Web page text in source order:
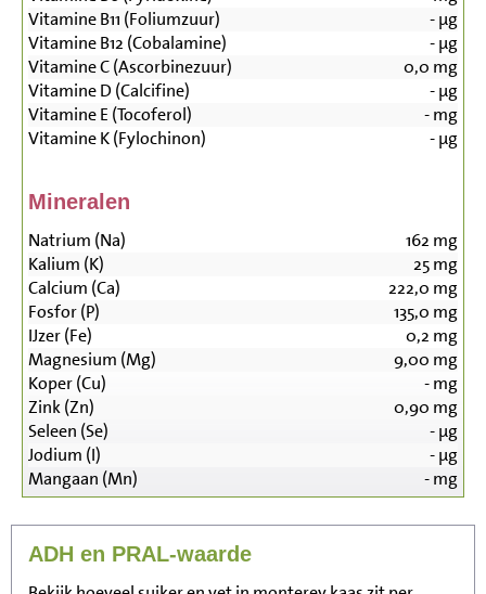
Vitamine B11 (Foliumzuur)
-µg
Vitamine B12 (Cobalamine)
-µg
Vitamine C (Ascorbinezuur)
0,0 mg
Vitamine D (Calcifine)
-µg
Vitamine E (Tocoferol)
-mg
Vitamine K (Fylochinon)
-µg
Mineralen
Natrium (Na) 162 mg
Kalium (K)
25mg
Calcium (Ca)
222,0 mg
Fosfor (P)
135,0 mg
IJzer (Fe)
0,2 mg
Magnesium (Mg)
9,00 mg
Koper (Cu)
-mg
Zink (Zn)
0,90 mg
Seleen (Se)
-µg
Jodium (I)
-µg
Mangaan (Mn)
-mg
ADH en PRAL-waarde